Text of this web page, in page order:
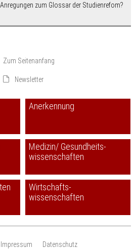
zum Glossar der Studienrefom?
Zum Seitenanfang
Newsletter
Anerkennung
Medizin/ Gesundheits-
wissenschaften
Wirtschafts-
wissenschaften
Impressum Datenschutz